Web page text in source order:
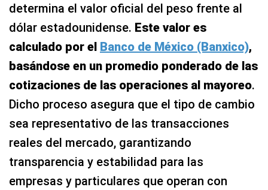
determina el valor oficial del peso frente al
dólar estadounidense. Este valor es
calculado por el Banco de México (Banxico),
basándose en un promedio ponderado de las
cotizaciones de las operaciones al mayoreo.
Dicho proceso asegura que el tipo de cambio
sea representativo de las transacciones
reales del mercado, garantizando
transparencia y estabilidad para las
empresas y particulares que operan con